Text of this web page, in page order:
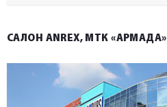
САЛОН ANREX, МТК «АРМАДА»